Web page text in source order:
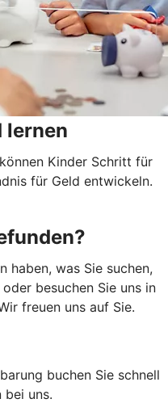
lernen
Kinder Schritt für
für Geld entwickeln.
haben, was Sie suchen,
besuchen Sie uns in
freuen uns auf Sie.
buchen Sie schnell
bei uns.